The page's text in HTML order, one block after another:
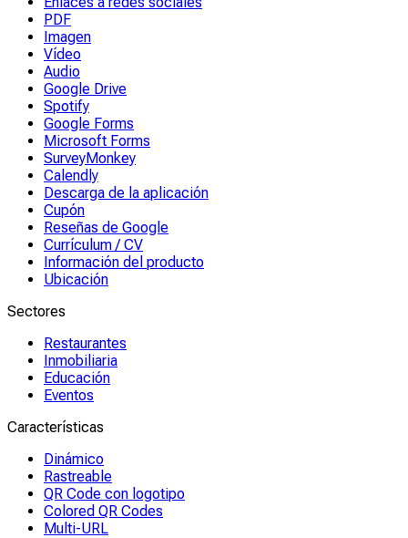
PDF
Imagen
Vídeo
Audio
Google Drive
Spotify
Google Forms
Microsoft Forms
SurveyMonkey
Calendly
Descarga de la aplicación
Cupón
Reseñas de Google
Currículum / CV
Información del producto
Ubicación
Sectores
Restaurantes
Inmobiliaria
Educación
Eventos
Características
Dinámico
Rastreable
QR Code con logotipo
Colored QR Codes
Multi-URL